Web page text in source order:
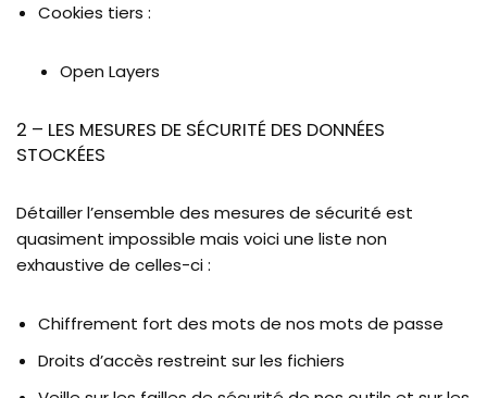
Cookies tiers :
Open Layers
2 – LES MESURES DE SÉCURITÉ DES DONNÉES
STOCKÉES
Détailler l’ensemble des mesures de sécurité est
quasiment impossible mais voici une liste non
exhaustive de celles-ci :
Chiffrement fort des mots de nos mots de passe
Droits d’accès restreint sur les fichiers